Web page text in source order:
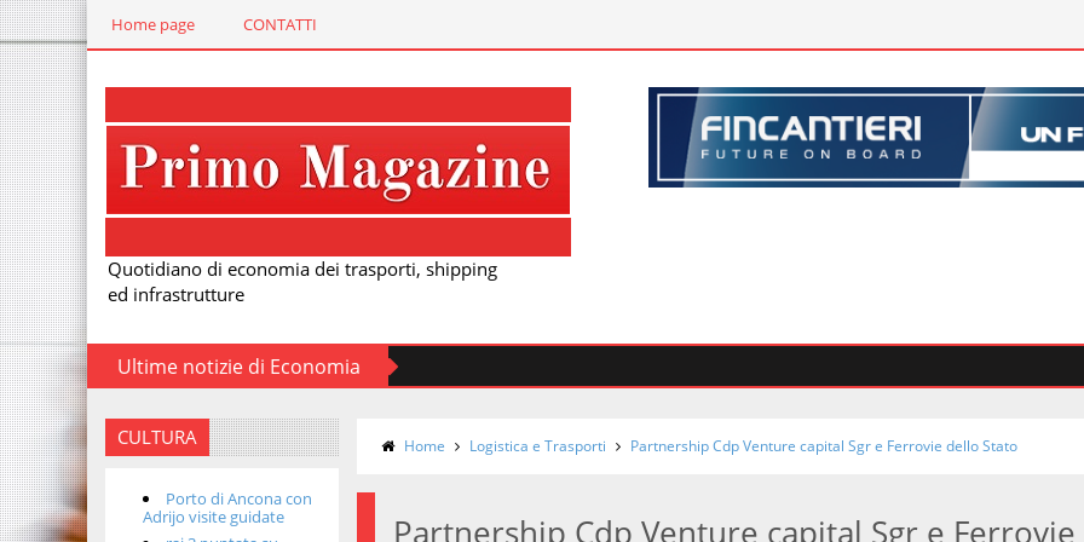
Home page CONTATTI
Quotidiano di economia dei trasporti, shipping
ed infrastrutture
Ultime notizie di Economia
CULTURA
Porto di Ancona con
Adrijo visite guidate
Home Logistica e Trasporti Partnership Cdp Venture capital Sgr e Ferrovie dello Stato
Partnership Cdp Venture capital Sgr e Ferrovie